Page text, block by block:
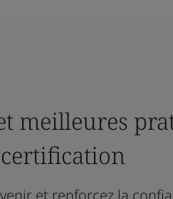
meilleures
et renforcez la